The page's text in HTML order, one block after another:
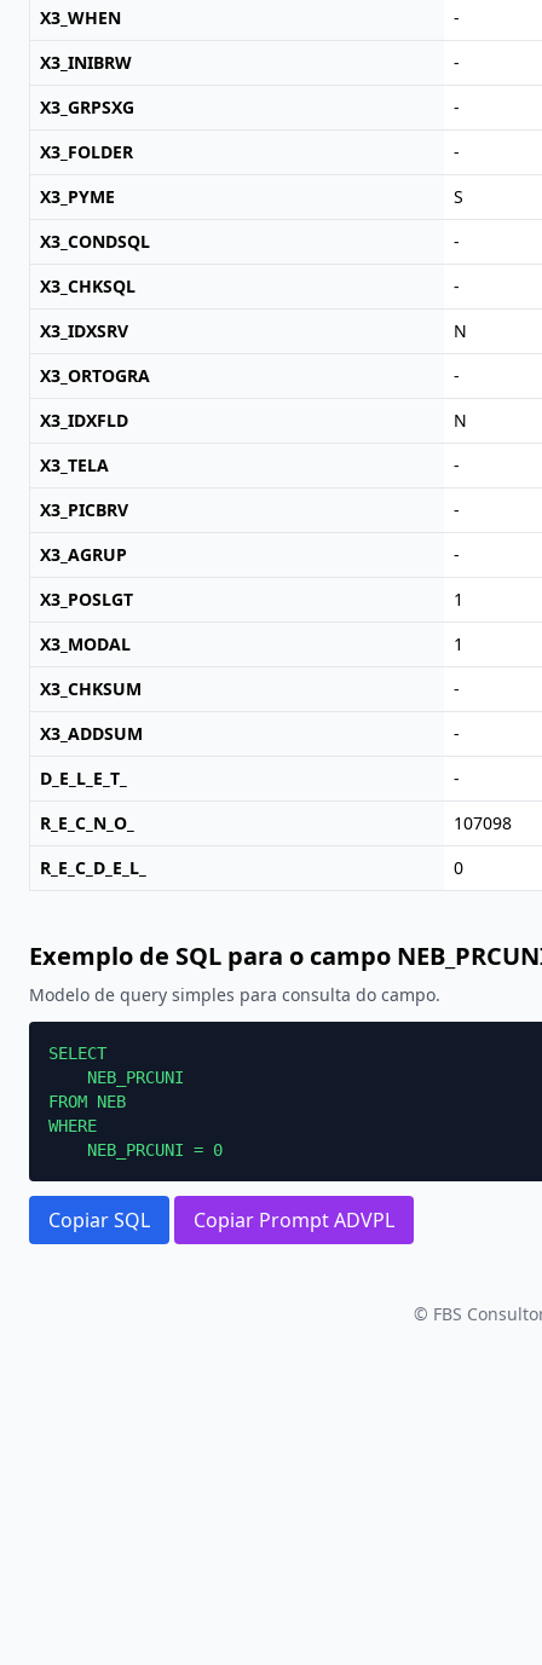
X3_WHEN
-
X3_INIBRW
-
X3_GRPSXG
-
X3_FOLDER
-
X3_PYME
S
X3_CONDSQL
-
X3_CHKSQL
-
X3_IDXSRV
N
X3_ORTOGRA
-
X3_IDXFLD
N
X3_TELA
-
X3_PICBRV
-
X3_AGRUP
-
X3_POSLGT
1
X3_MODAL
1
X3_CHKSUM
-
X3_ADDSUM
-
D_E_L_E_T_
-
R_E_C_N_O_
107098
R_E_C_D_E_L_
0
Exemplo de SQL para o campo
Modelo de query simples para consulta do campo.
SELECT
    NEB_PRCUNI
FROM NEB
WHERE
    NEB_PRCUNI = 0
Copiar SQL Copiar Prompt ADVPL
© FBS